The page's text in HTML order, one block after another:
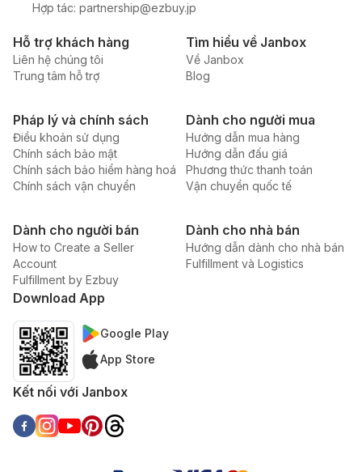
Hợp tác: partnership@ezbuy.jp
Hỗ trợ khách hàng
Liên hệ chúng tôi
Trung tâm hỗ trợ
Tìm hiểu về Janbox
Về Janbox
Blog
Pháp lý và chính sách
Điều khoản sử dụng
Chính sách bảo mật
Chính sách bảo hiểm hàng hoá
Chính sách vận chuyển
Dành cho người mua
Hướng dẫn mua hàng
Hướng dẫn đấu giá
Phương thức thanh toán
Vận chuyển quốc tế
Dành cho người bán
How to Create a Seller
Account
Fulfillment by Ezbuy
Dành cho nhà bán
Hướng dẫn dành cho nhà bán
Fulfillment và Logistics
Download App
Google Play
App Store
Kết nối với Janbox